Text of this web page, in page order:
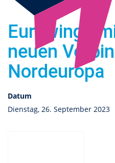
Eurowings
neuen
Nordeuropa
Datum
Dienstag, 26. September 2023